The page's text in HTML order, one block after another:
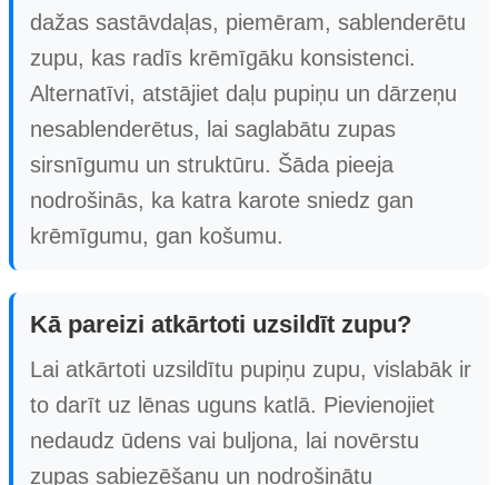
dažas sastāvdaļas, piemēram, sablenderētu
zupu, kas radīs krēmīgāku konsistenci.
Alternatīvi, atstājiet daļu pupiņu un dārzeņu
nesablenderētus, lai saglabātu zupas
sirsnīgumu un struktūru. Šāda pieeja
nodrošinās, ka katra karote sniedz gan
krēmīgumu, gan košumu.
Kā pareizi atkārtoti uzsildīt zupu?
Lai atkārtoti uzsildītu pupiņu zupu, vislabāk ir
to darīt uz lēnas uguns katlā. Pievienojiet
nedaudz ūdens vai buljona, lai novērstu
zupas sabiezēšanu un nodrošinātu